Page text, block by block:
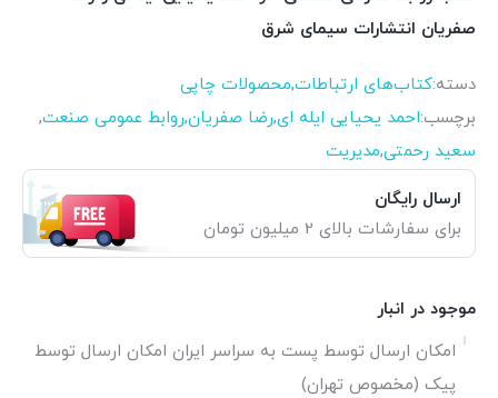
صفریان انتشارات سیمای شرق
دسته:کتاب‌های ارتباطات,محصولات چاپی
برچسب:احمد یحیایی ایله ای,رضا صفریان,روابط عمومی صنعت,
سعید رحمتی,مدیریت
ارسال رایگان
برای سفارشات بالای 2 میلیون تومان
موجود در انبار
امکان ارسال توسط پست به سراسر ایران امکان ارسال توسط
پیک (مخصوص تهران)